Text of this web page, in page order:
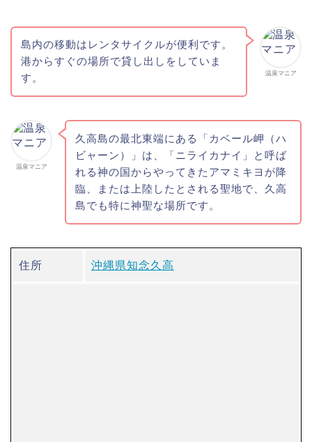
温泉マニア
島内の移動はレンタサイクルが便利です。
港からすぐの場所で貸し出しをしていま
す。
温泉マニア
久高島の最北東端にある「カベール岬（ハ
ビャーン）」は、「ニライカナイ」と呼ば
れる神の国からやってきたアマミキヨが降
臨、または上陸したとされる聖地で、久高
島でも特に神聖な場所です。
住所 沖縄県知念久高